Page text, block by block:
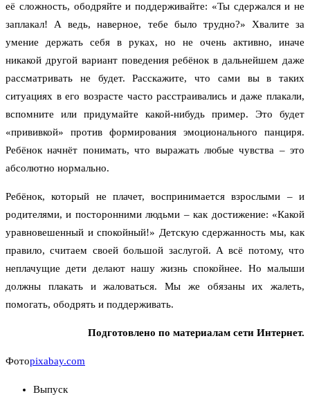
её сложность, ободряйте и поддерживайте: «Ты сдержался и не
заплакал! А ведь, наверное, тебе было трудно?» Хвалите за
умение держать себя в руках, но не очень активно, иначе
никакой другой вариант поведения ребёнок в дальнейшем даже
рассматривать не будет. Расскажите, что сами вы в таких
ситуациях в его возрасте часто расстраивались и даже плакали,
вспомните или придумайте какой-нибудь пример. Это будет
«прививкой» против формирования эмоционального панциря.
Ребёнок начнёт понимать, что выражать любые чувства – это
абсолютно нормально.
Ребёнок, который не плачет, воспринимается взрослыми – и
родителями, и посторонними людьми – как достижение: «Какой
уравновешенный и спокойный!» Детскую сдержанность мы, как
правило, считаем своей большой заслугой. А всё потому, что
неплачущие дети делают нашу жизнь спокойнее. Но малыши
должны плакать и жаловаться. Мы же обязаны их жалеть,
помогать, ободрять и поддерживать.
Подготовлено по материалам сети Интернет.
Фотоpixabay.com
Выпуск